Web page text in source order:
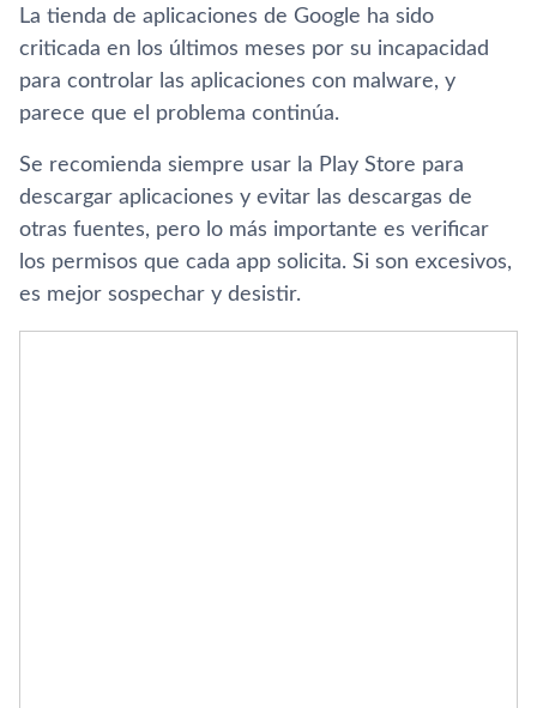
La tienda de aplicaciones de Google ha sido
criticada en los últimos meses por su incapacidad
para controlar las aplicaciones con malware, y
parece que el problema continúa.
Se recomienda siempre usar la Play Store para
descargar aplicaciones y evitar las descargas de
otras fuentes, pero lo más importante es verificar
los permisos que cada app solicita. Si son excesivos,
es mejor sospechar y desistir.